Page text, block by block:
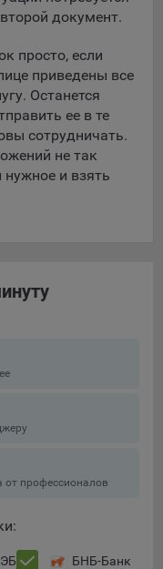
документ.
просто, если
приведены все
Останется
ее в те
сотрудничать.
не так
и взять
от профессионалов
БНБ-Банк